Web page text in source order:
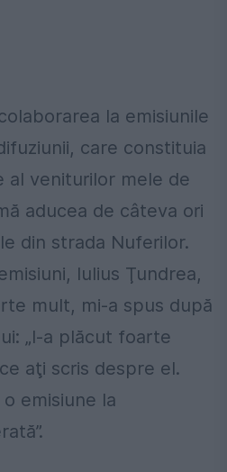
la emisiunile
care constituia
veniturilor mele de
aducea de câteva ori
din strada Nuferilor.
Iulius Ţundrea,
mult, mi-a spus după
„I-a plăcut foarte
aţi scris despre el.
emisiune la